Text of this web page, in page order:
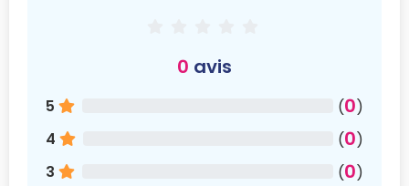
0 avis
5 (0)
4
(0)
3
(0)